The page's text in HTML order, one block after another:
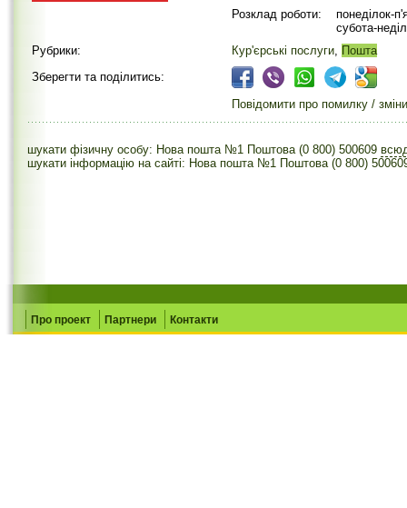
Розклад роботи:
понеділок-
субота-
Рубрики:
Кур'єрські послуги, Пошта
Зберегти та поділитись:
Повідомити про помилку / зміни
шукати фізичну особу: Нова пошта №1 Поштова (0 800) 500609
шукати інформацію на сайті: Нова пошта №1 Поштова (0 800)
Про проект Партнери Контакти